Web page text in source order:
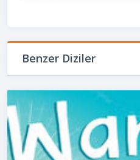
Benzer Diziler